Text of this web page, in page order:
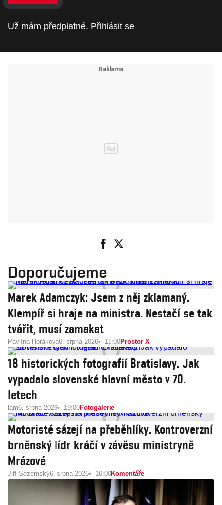
Už mám předplatné. Přihlásit se
Doporučujeme
Marek Adamczyk: Jsem z něj zklamaný.
Klempíř si hraje na ministra. Nestačí se tak
tvářit, musí zamakat
Pavlína Horáková6. srpna 2026 18:00Prostor X
18 historických fotografií Bratislavy. Jak
vypadalo slovenské hlavní město v 70.
letech
lam6. srpna 2026 19:00Fotogalerie
Motoristé sázejí na přeběhlíky. Kontroverzní
brněnský lídr kráčí v závěsu ministryně
Mrázové
Jiří Sezemský6. srpna 2026 16:00Komentáře